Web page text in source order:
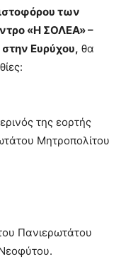
των
«Η ΣΟΛΕΑ» –
στην Ευρύχου, θα
:
ερινός της εορτής
Μητροπολίτου
Πανιερωτάτου
.